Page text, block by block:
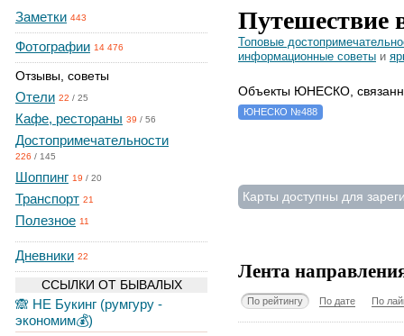
Заметки 443
Фотографии 14 476
Отзывы, советы
Отели 22 / 25
Кафе, рестораны 39 / 56
Достопримечательности
226 / 145
Шоппинг 19 / 20
Транспорт 21
Полезное 11
Дневники 22
ССЫЛКИ ОТ БЫВАЛЫХ
🙈 НЕ Букинг (румгуру -
экономим💰)
Путешествие
Топовые
информационные советы и
Объекты ЮНЕСКО,
ЮНЕСКО №488
Карты доступны для
Лента
По рейтингу По дате По